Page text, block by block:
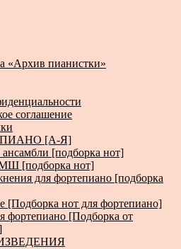
музыка, статьи…
«Архив пианистки»
соглашение
[А-Я]
[подборка нот]
[подборка нот]
для фортепиано [подборка
[Подборка нот для фортепиано]
фортепиано [Подборка от